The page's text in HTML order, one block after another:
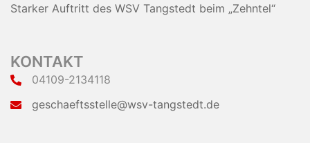
Starker Auftritt des WSV Tangstedt beim „Zehntel“
KONTAKT
04109-2134118
geschaeftsstelle@wsv-tangstedt.de